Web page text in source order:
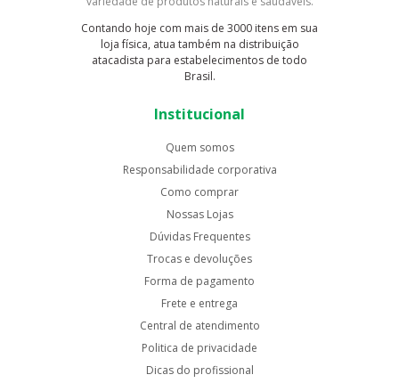
Contando hoje com mais de 3000 itens em sua
loja física, atua também na distribuição
atacadista para estabelecimentos de todo
Brasil.
Institucional
Quem somos
Responsabilidade corporativa
Como comprar
Nossas Lojas
Dúvidas Frequentes
Trocas e devoluções
Forma de pagamento
Frete e entrega
Central de atendimento
Politica de privacidade
Dicas do profissional